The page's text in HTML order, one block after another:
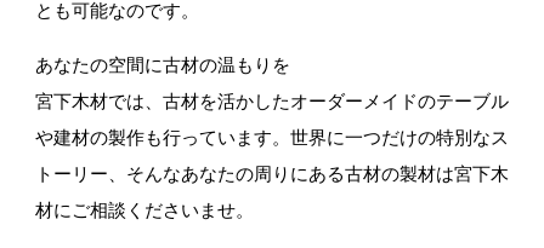
とも可能なのです。
あなたの空間に古材の温もりを
宮下木材では、古材を活かしたオーダーメイドのテーブル
や建材の製作も行っています。世界に一つだけの特別なス
トーリー、そんなあなたの周りにある古材の製材は宮下木
材にご相談くださいませ。